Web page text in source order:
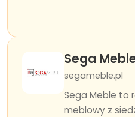
Sega
segameble.pl
Sega Meble to
meblowy z